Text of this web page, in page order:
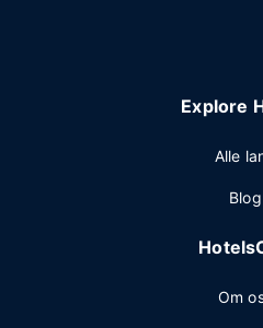
Explore
Alle
Blog
Om